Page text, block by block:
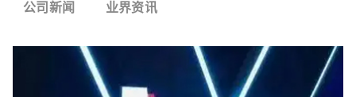
公司新闻 业界资讯